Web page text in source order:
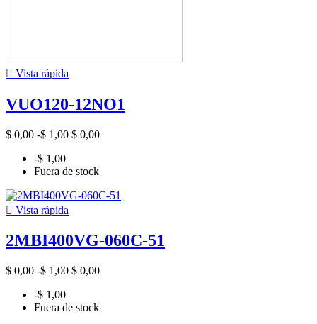
 Vista rápida
VUO120-12NO1
$ 0,00 -$ 1,00 $ 0,00
-$ 1,00
Fuera de stock
 Vista rápida
2MBI400VG-060C-51
$ 0,00 -$ 1,00 $ 0,00
-$ 1,00
Fuera de stock